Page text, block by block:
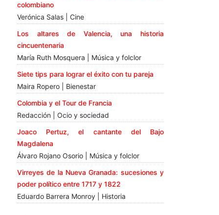
colombiano
Verónica Salas | Cine
Los altares de Valencia, una historia
cincuentenaria
María Ruth Mosquera | Música y folclor
Siete tips para lograr el éxito con tu pareja
Maira Ropero | Bienestar
Colombia y el Tour de Francia
Redacción | Ocio y sociedad
Joaco Pertuz, el cantante del Bajo
Magdalena
Álvaro Rojano Osorio | Música y folclor
Virreyes de la Nueva Granada: sucesiones y
poder político entre 1717 y 1822
Eduardo Barrera Monroy | Historia